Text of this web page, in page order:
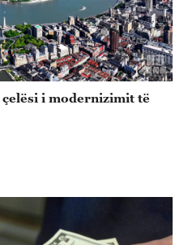
i modernizimit të